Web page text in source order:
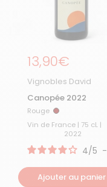
Prix régulier
13,90€
Vignobles David
Canopée 2022
Rouge Rouge
Vin de France | 75 cL |
2022
4/5 -
Ajouter au panier